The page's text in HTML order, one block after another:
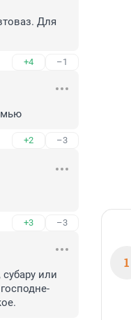
Для
+4 –1
+2 –3
+3 –3
или
1